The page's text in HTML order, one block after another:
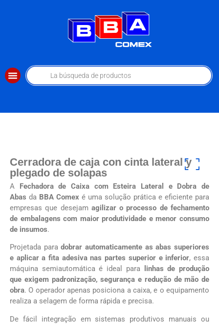
Cerradora de caja con cinta lateral y
plegado de solapas
A Fechadora de Caixa com Esteira Lateral e Dobra de
Abas da BBA Comex é uma solução prática e eficiente para
empresas que desejam agilizar o processo de fechamento
de embalagens com maior produtividade e menor consumo
de insumos.
Projetada paradobrar automaticamente as abas superiores
e aplicar a fita adesiva nas partes superior e inferior, essa
máquina semiautomática é ideal para
linhas de produção
que exigem padronização, segurança e redução de mão de
obra. O operador apenas posiciona a caixa, e o equipamento
realiza a selagem de forma rápida e precisa.
De fácil integração em sistemas produtivos manuais ou